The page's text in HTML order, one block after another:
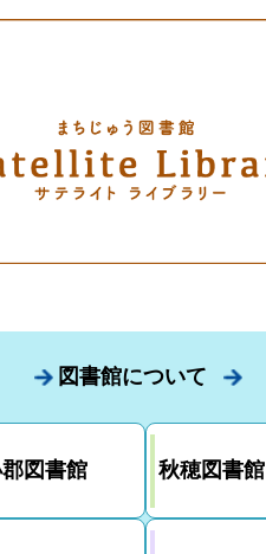
図書館について
図書館 秋穂図書館